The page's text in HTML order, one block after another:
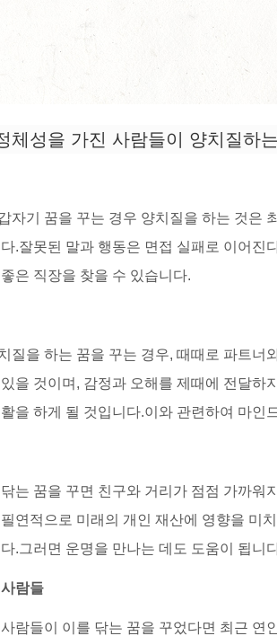
체성을 가진 사람들이 양치질하
자기 꿈을 꾸는 경우 양치질을 하는 것은
.잘못된 말과 행동은 면접 실패로 이어진
은 직장을 찾을 수 있습니다.
질을 하는 꿈을 꾸는 경우, 때때로 파트
을 것이며, 감정과 오해를 제때에 전달
을 하게 될 것입니다.이와 관련하여 마
는 꿈을 꾸면 친구와 거리가 점점 가까워
연적으로 미래의 개인 재산에 영향을 미
.그러면 운명을 만나는 데도 도움이 됩니
람들
람들이 이를 닦는 꿈을 꾸었다면 최근 연